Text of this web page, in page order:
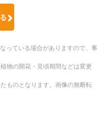
っている場合がありますので、事
物の開花・見頃期間などは変更
ものとなります。画像の無断転